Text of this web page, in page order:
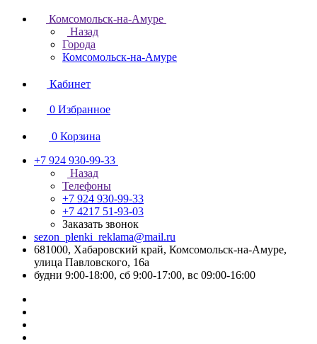
Комсомольск-на-Амуре
Назад
Города
Комсомольск-на-Амуре
Кабинет
0 Избранное
0 Корзина
+7 924 930-99-33
Назад
Телефоны
+7 924 930-99-33
+7 4217 51-93-03
Заказать звонок
sezon_plenki_reklama@mail.ru
681000, Хабаровский край, Комсомольск-на-Амуре,
улица Павловского, 16а
будни 9:00-18:00, сб 9:00-17:00, вс 09:00-16:00